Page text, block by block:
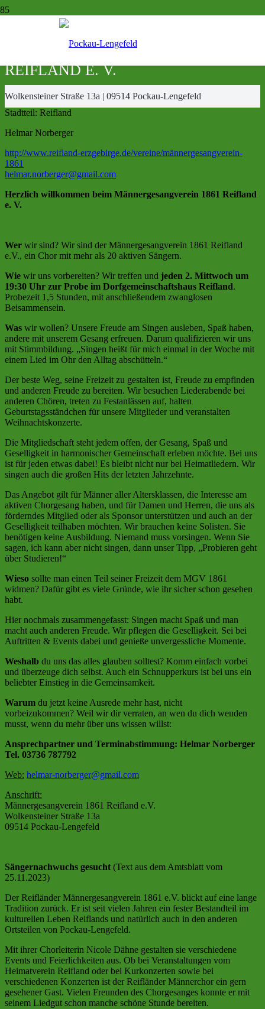
MÄNNERGESANGVEREIN 1861
REIFLAND E. V.
Wolkensteiner Straße 13a | 09514 Pockau-Lengefeld
Stadtteil: Reifland
Helmar Norberger
http://www.reifland-erzgebirge.de/vereine/männergesangverein-
1861
helmar.norberger@gmail.com
Herzlich willkommen beim Männergesangverein 1861 Reifland
e. V.
Wer wir sind? Wir sind der Männergesangverein 1861 Reifland
e.V., ein Chor mit mehr als 20 aktiven Sängern.
Wie wir uns vorbereiten? Wir treffen und jeden 2. Mittwoch um
19:30 Uhr zur Probe im Dorfgemeinschaftshaus Reifland.
Probezeit 1,5 Stunden, mit anschließendem zwanglosen
Beisammensein.
Was wir wollen? Unsere Freude am Singen ausleben, Spaß haben,
andere mit unserem Gesang erfreuen. Darum qualifizieren wir uns
mit Stimmbildung. „Singen heißt für mich einmal in der Woche mit
einem Lied im Ohr den Alltag abschütteln.“
Der beste Weg, seine Freizeit zu gestalten ist, Freude zu empfinden
und anderen Freude zu bereiten. Wir besuchen Liederabende bei
anderen Chören, treten zu Festanlässen auf, halten
Geburtstagsständchen für unsere Mitglieder und veranstalten
Weihnachtskonzerte.
Die Mitgliedschaft steht jedem offen, der Gesang, Spaß und
Geselligkeit in harmonischer Gemeinschaft erleben möchte. Bei uns
ist für jeden etwas dabei! Es bleibt nicht nur bei Heimatliedern. Wir
singen auch die großen Hits der letzten Jahrzehnte.
Das Angebot gilt für Männer aller Altersklassen, die Interesse am
aktiven Chorgesang haben, und für Damen und Herren, die uns als
förderndes Mitglied oder als Sponsor unterstützen und auch an der
Geselligkeit teilhaben möchten. Wir brauchen keine Solisten. Sie
benötigen keine Ausbildung. Niemand muss vorsingen. Wenn Sie
sagen, ich kann aber nicht singen, dann unser Tipp, „Probieren geht
über Studieren!“
Wieso sollte man einen Teil seiner Freizeit dem MGV 1861
widmen? Dafür gibt es viele Gründe, wie ihr sicher schon gesehen
habt.
Hier nochmals zusammengefasst: Singen macht Spaß und man
macht auch anderen Freude. Wir pflegen die Geselligkeit. Sei bei
Auftritten & Events dabei und genieße unvergessliche Momente.
Weshalb du uns das alles glauben solltest? Komm einfach vorbei
und überzeuge dich selbst. Auch ein Schnupperkurs ist bei uns ein
beliebter Einstieg in die Gemeinsamkeit.
Warum du jetzt keine Ausrede mehr hast, nicht
vorbeizukommen? Weil wir dir verraten, an wen du dich wenden
musst, wenn du mehr über uns wissen willst:
Ansprechpartner und Terminabstimmung: Helmar Norberger
Tel. 03736 787792
Web: helmar-norberger@gmail.com
Anschrift:
Männergesangverein 1861 Reifland e.V.
Wolkensteiner Straße 13a
09514 Pockau-Lengefeld
Sängernachwuchs gesucht (Text aus dem Amtsblatt vom
25.11.2023)
Der Reifländer Männergesangverein 1861 e.V. blickt auf eine lange
Tradition zurück. Er ist seit vielen Jahren ein fester Bestandteil im
kulturellen Leben Reiflands und natürlich auch in den anderen
Ortsteilen von Pockau-Lengefeld.
Mit ihrer Chorleiterin Nicole Dähne gestalten sie verschiedene
Events und Feierlichkeiten aus. Ob bei Veranstaltungen vom
Heimatverein Reifland oder bei Kurkonzerten sowie bei
verschiedenen Konzerten ist der Reifländer Männerchor ein gern
gesehener Gast. Vielen Freunden des Chorgesanges konnte er mit
seinem Liedgut schon manche schöne Stunde bereiten.